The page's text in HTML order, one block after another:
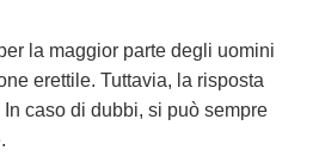
la maggior parte degli uomini
erettile. Tuttavia, la risposta
caso di dubbi, si può sempre